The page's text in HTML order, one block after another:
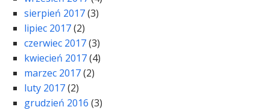
sierpień 2017(3)
lipiec 2017(2)
czerwiec 2017(3)
kwiecień 2017(4)
marzec 2017(2)
luty 2017(2)
grudzień 2016 (3)